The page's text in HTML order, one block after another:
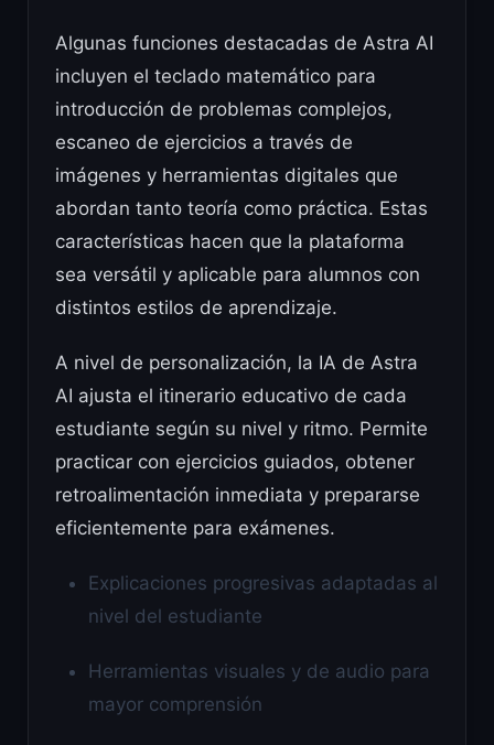
Algunas funciones destacadas de Astra AI
incluyen el teclado matemático para
introducción de problemas complejos,
escaneo de ejercicios a través de
imágenes y herramientas digitales que
abordan tanto teoría como práctica. Estas
características hacen que la plataforma
sea versátil y aplicable para alumnos con
distintos estilos de aprendizaje.
A nivel de personalización, la IA de Astra
AI ajusta el itinerario educativo de cada
estudiante según su nivel y ritmo. Permite
practicar con ejercicios guiados, obtener
retroalimentación inmediata y prepararse
eficientemente para exámenes.
Explicaciones progresivas adaptadas al
nivel del estudiante
Herramientas visuales y de audio para
mayor comprensión